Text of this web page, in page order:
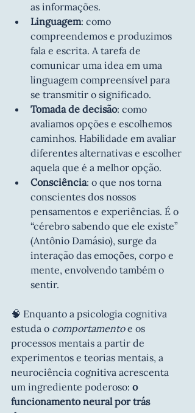
as informações.
Linguagem: como
compreendemos e produzimos
fala e escrita. A tarefa de
comunicar uma idea em uma
linguagem compreensível para
se transmitir o significado.
Tomada de decisão: como
avaliamos opções e escolhemos
caminhos. Habilidade em avaliar
diferentes alternativas e escolher
aquela que é a melhor opção.
Consciência: o que nos torna
conscientes dos nossos
pensamentos e experiências. É o
“cérebro sabendo que ele existe”
(Antônio Damásio), surge da
interação das emoções, corpo e
mente, envolvendo também o
sentir.
🧠 Enquanto a psicologia cognitiva
estuda o comportamento e os
processos mentais a partir de
experimentos e teorias mentais, a
neurociência cognitiva acrescenta
um ingrediente poderoso: o
funcionamento neural por trás